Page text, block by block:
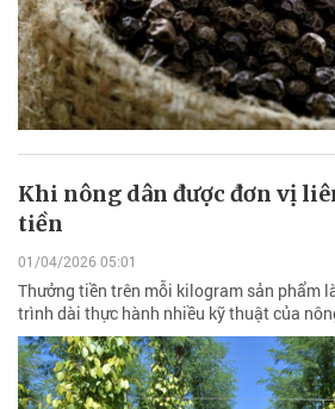
Khi nông dân được đơn vị
tiền
01/04/2026 05:01
Thưởng tiền trên mỗi kilogram sản phẩm
trình dài thực hành nhiều kỹ thuật của